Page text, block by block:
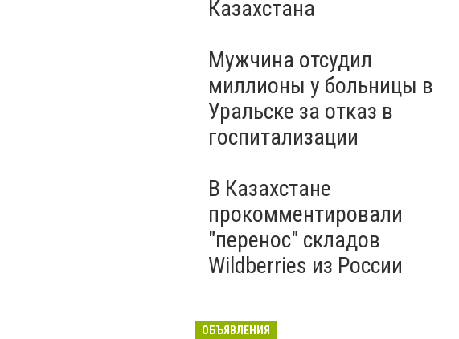
Казахстана
Мужчина отсудил
миллионы у больницы в
Уральске за отказ в
госпитализации
В Казахстане
прокомментировали
"перенос" складов
Wildberries из России
ОБЪЯВЛЕНИЯ